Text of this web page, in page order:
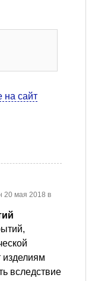
на сайт
20 мая 2018 в
изделиям
вследствие